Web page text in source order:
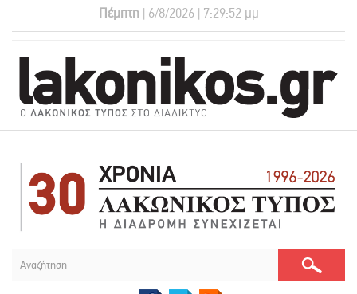
Πέμπτη | 6/8/2026 | 7:29:53 μμ